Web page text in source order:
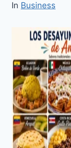
In Business